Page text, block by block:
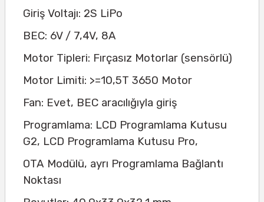
Giriş Voltajı: 2S LiPo
BEC: 6V / 7,4V, 8A
Motor Tipleri: Fırçasız Motorlar (sensörlü)
Motor Limiti: >=10,5T 3650 Motor
Fan: Evet, BEC aracılığıyla giriş
Programlama: LCD Programlama Kutusu
G2, LCD Programlama Kutusu Pro,
OTA Modülü, ayrı Programlama Bağlantı
Noktası